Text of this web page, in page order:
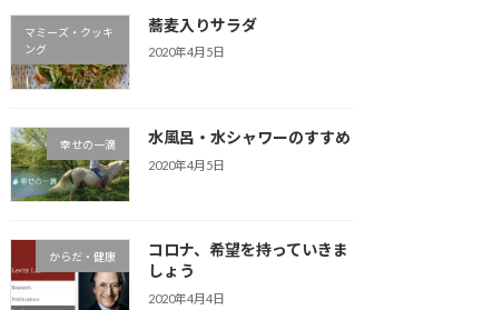
マミーズ・クッキ
ング
蕎麦入りサラダ
2020年4月5日
幸せの一滴 水風呂・水シャワーのすすめ
2020年4月5日
からだ・健康
コロナ、希望を持っていきま
しょう
2020年4月4日